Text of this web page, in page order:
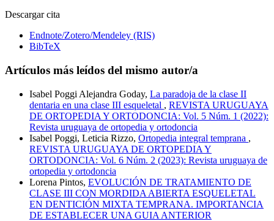
Descargar cita
Endnote/Zotero/Mendeley (RIS)
BibTeX
Artículos más leídos del mismo autor/a
Isabel Poggi Alejandra Goday, La paradoja de la clase II
dentaria en una clase III esqueletal , REVISTA URUGUAYA
DE ORTOPEDIA Y ORTODONCIA: Vol. 5 Núm. 1 (2022):
Revista uruguaya de ortopedia y ortodoncia
Isabel Poggi, Leticia Rizzo, Ortopedia integral temprana ,
REVISTA URUGUAYA DE ORTOPEDIA Y
ORTODONCIA: Vol. 6 Núm. 2 (2023): Revista uruguaya de
ortopedia y ortodoncia
Lorena Pintos, EVOLUCIÓN DE TRATAMIENTO DE
CLASE III CON MORDIDA ABIERTA ESQUELETAL
EN DENTICIÓN MIXTA TEMPRANA. IMPORTANCIA
DE ESTABLECER UNA GUIA ANTERIOR